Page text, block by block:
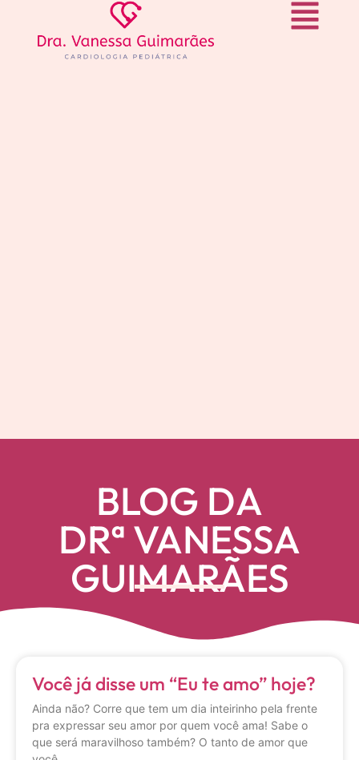
BLOG DA
DRª VANESSA
GUIMARÃES
Você já disse um “Eu te amo” hoje?
Ainda não? Corre que tem um dia inteirinho pela frente
pra expressar seu amor por quem você ama! Sabe o
que será maravilhoso também? O tanto de amor que